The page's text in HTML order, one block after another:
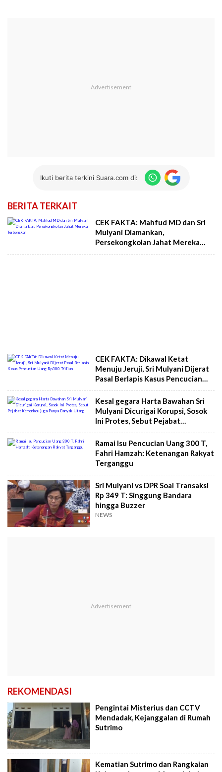
Ikuti berita terkini Suara.com di:
BERITA TERKAIT
CEK FAKTA: Mahfud MD dan Sri
Mulyani Diamankan,
Persekongkolan Jahat Mereka
Terbongkar
CEK FAKTA: Dikawal Ketat
Menuju Jeruji, Sri Mulyani Dijerat
Pasal Berlapis Kasus Pencucian
Uang Rp300 Triliun
Kesal gegara Harta Bawahan Sri
Mulyani Dicurigai Korupsi, Sosok
Ini Protes, Sebut Pejabat
Kemenkeu juga Punya Banyak
Utang
Ramai Isu Pencucian Uang 300 T,
Fahri Hamzah: Ketenangan Rakyat
Terganggu
Sri Mulyani vs DPR Soal Transaksi
Rp 349 T: Singgung Bandara
hingga Buzzer
NEWS
REKOMENDASI
Pengintai Misterius dan CCTV
Mendadak, Kejanggalan di Rumah
Sutrimo
Kematian Sutrimo dan Rangkaian